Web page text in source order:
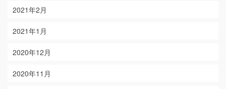
2021年2月
2021年1月
2020年12月
2020年11月